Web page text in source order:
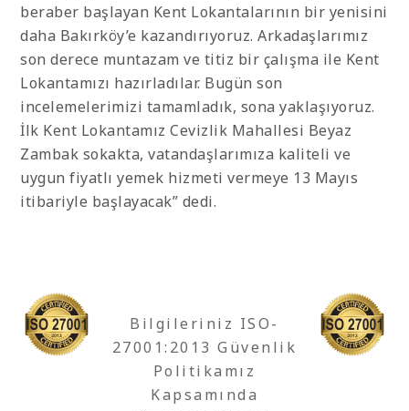
beraber başlayan Kent Lokantalarının bir yenisini
daha Bakırköy’e kazandırıyoruz. Arkadaşlarımız
son derece muntazam ve titiz bir çalışma ile Kent
Lokantamızı hazırladılar. Bugün son
incelemelerimizi tamamladık, sona yaklaşıyoruz.
İlk Kent Lokantamız Cevizlik Mahallesi Beyaz
Zambak sokakta, vatandaşlarımıza kaliteli ve
uygun fiyatlı yemek hizmeti vermeye 13 Mayıs
itibariyle başlayacak” dedi.
Bilgileriniz ISO-
27001:2013 Güvenlik
Politikamız
Kapsamında